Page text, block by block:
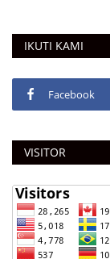
IKUTI KAMI
Facebook
VISITOR